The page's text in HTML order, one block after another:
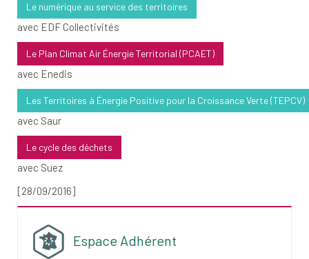
Le numérique au service des territoires
avec EDF Collectivités
Le Plan Climat Air Énergie Territorial (PCAET)
avec Enedis
Les Territoires à Énergie Positive pour la Croissance Verte (TEPCV)
avec Saur
Le cycle des déchets
avec Suez
[28/09/2016]
Espace Adhérent